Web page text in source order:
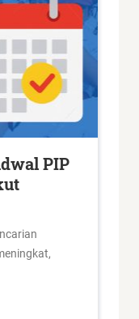
PIP